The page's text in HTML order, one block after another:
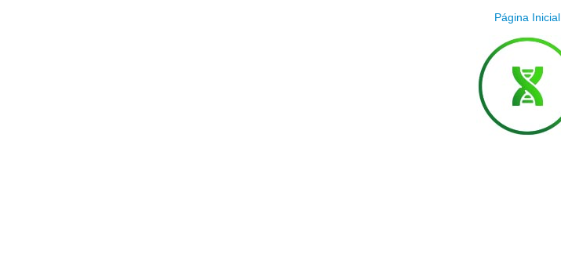
Página Inicial